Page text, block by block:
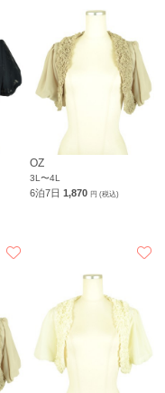
OZ
3L〜4L
6泊7日1,870円 (税込)